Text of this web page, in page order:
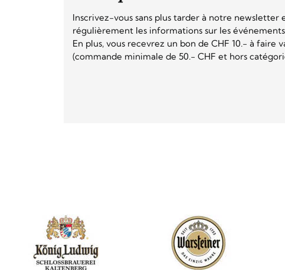
Inscrivez-vous sans plus tarder à notre newsletter
régulièrement les informations sur les
En plus, vous recevrez un bon de CHF 10.- à faire
(commande minimale de 50.- CHF et hors